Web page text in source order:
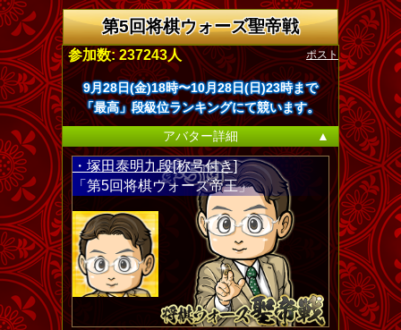
第5回将棋ウォーズ聖帝戦
ポスト
参加数: 237243人
9月28日(金)18時〜10月28日(日)23時まで
「最高」段級位ランキングにて競います。
アバター詳細
▲
・塚田泰明九段[称号付き]
「第5回将棋ウォーズ帝王」